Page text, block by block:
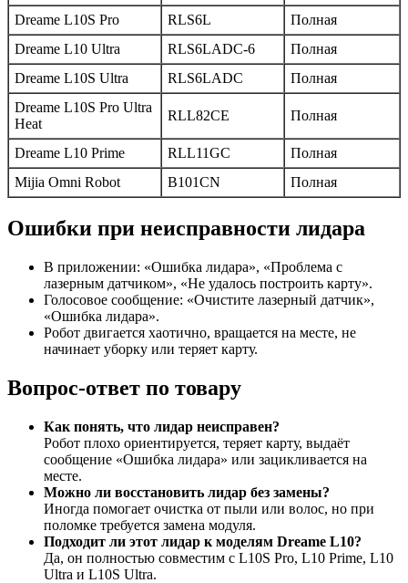
Dreame L10S Pro RLS6L
Полная
Dreame L10 Ultra
RLS6LADC-6
Полная
Dreame L10S Ultra
RLS6LADC
Полная
Dreame L10S Pro Ultra
Heat
RLL82CE Полная
Dreame L10 Prime RLL11GC
Полная
Mijia Omni Robot
B101CN Полная
Ошибки при неисправности лидара
В приложении: «Ошибка лидара», «Проблема с
лазерным датчиком», «Не удалось построить карту».
Голосовое сообщение: «Очистите лазерный датчик»,
«Ошибка лидара».
Робот двигается хаотично, вращается на месте, не
начинает уборку или теряет карту.
Вопрос-ответ по товару
Как понять, что лидар неисправен?
Робот плохо ориентируется, теряет карту, выдаёт
сообщение «Ошибка лидара» или зацикливается на
месте.
Можно ли восстановить лидар без замены?
Иногда помогает очистка от пыли или волос, но при
поломке требуется замена модуля.
Подходит ли этот лидар к моделям Dreame L10?
Да, он полностью совместим с L10S Pro, L10 Prime, L10
Ultra и L10S Ultra.